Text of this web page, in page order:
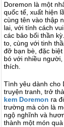
Doremon là một
quốc tế, xuất hiện
cùng tên vào thập
lai, với tính cách
các bảo bối thần
to, cùng với tinh
đỡ bạn bè, đặc
bó với nhiều
thích.
Tình yêu dành cho
truyện tranh, trở
kem Doremon ra
trường mà còn là
ngộ nghĩnh và
thành một món